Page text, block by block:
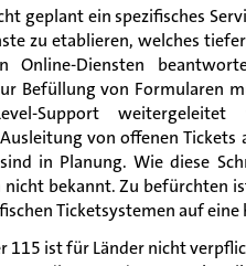
geplant ein spezifisches
zu etablieren, welches
Online-Diensten
Befüllung von Formularen
Support weitergeleitet
von offenen
in Planung. Wie diese
bekannt. Zu befürchten
Ticketsystemen auf
115 ist für Länder nicht